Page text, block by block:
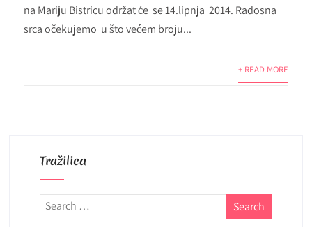
na Mariju Bistricu održat će se 14.lipnja 2014. Radosna
srca očekujemo u što većem broju...
+ READ MORE
Tražilica